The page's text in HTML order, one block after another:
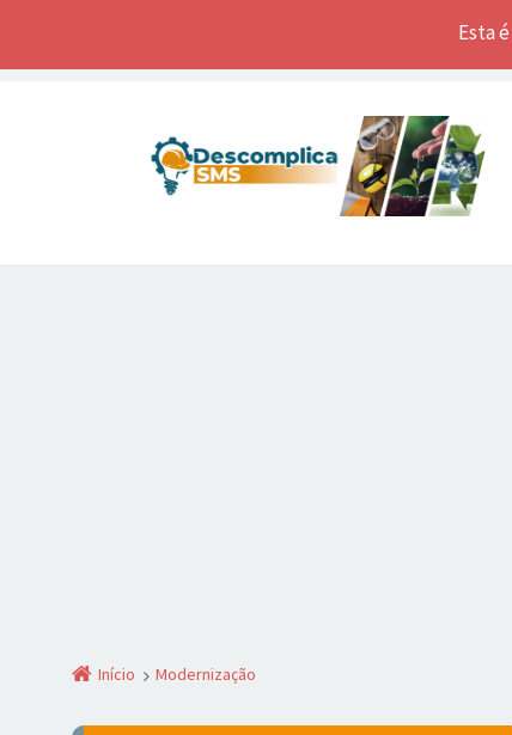
Esta
Início Modernização